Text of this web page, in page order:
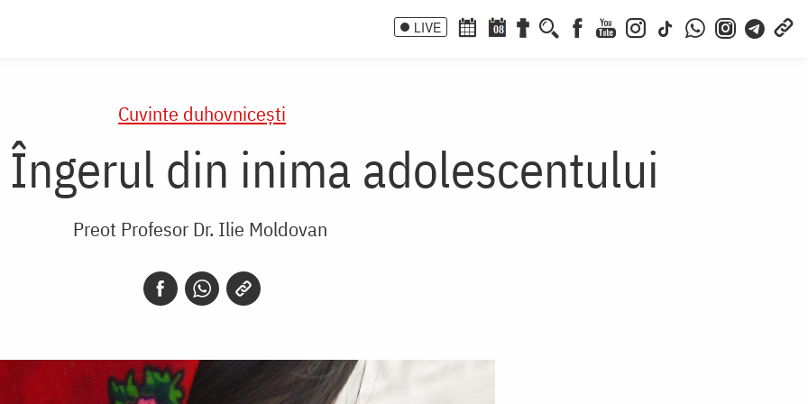
LIVE 08
Cuvinte duhovnicești
din inima adolescentului
Preot Profesor Dr. Ilie Moldovan